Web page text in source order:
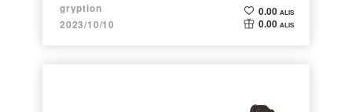
gryption
2023/10/10
0.00 ALIS
0.00 ALIS